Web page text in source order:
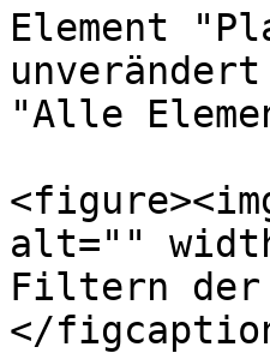
Element
"Alle
alt=""
Filtern der
</